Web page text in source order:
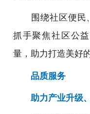
围绕社区便民
抓手聚焦社区公
量，助力打造美好
品质服务
助力产业升级、